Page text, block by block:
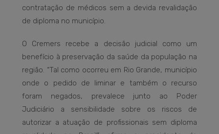
contratação de médicos sem a devida revalidação
de diploma no município.
O Cremers recebe a decisão judicial como um
benefício à preservação da saúde da população na
região. “Tal como ocorreu em Rio Grande, município
onde o pedido de liminar e também o recurso
foram negados, prevalece junto ao Poder
Judiciário a sensibilidade sobre os riscos de
autorizar a atuação de profissionais sem diploma